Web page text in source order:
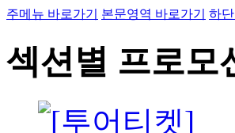
주메뉴 바로가기 본문영역 바로가기 하
섹션별 프로모